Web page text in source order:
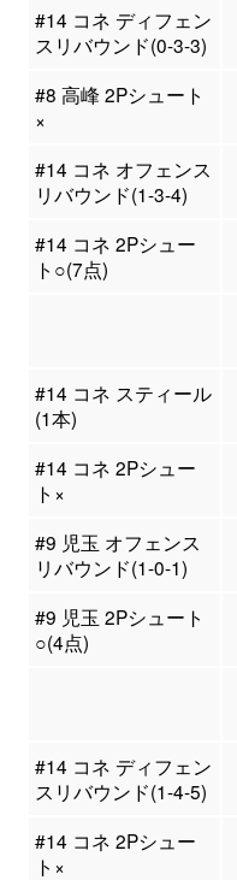
#14 コネ ディフェン
スリバウンド(0-3-3)
#8 高峰 2Pシュート
×
#14 コネ オフェンス
リバウンド(1-3-4)
#14 コネ 2Pシュー
ト○(7点)
#14 コネ スティール
(1本)
#14 コネ 2Pシュー
ト×
#9 児玉 オフェンス
リバウンド(1-0-1)
#9 児玉 2Pシュート
○(4点)
#14 コネ ディフェン
スリバウンド(1-4-5)
#14 コネ 2Pシュー
ト×